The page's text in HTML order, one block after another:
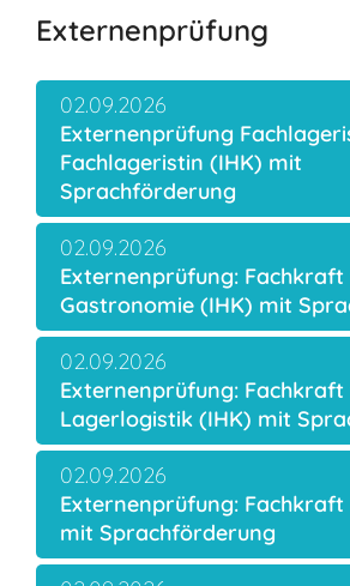
Externenprüfung
Externenprüfung
Fachlageristin (IHK) mit
Sprachförderung
02.09.2026
Externenprüfung:
Gastronomie (IHK) mit
02.09.2026
Externenprüfung:
Lagerlogistik (IHK) mit
02.09.2026
Externenprüfung: Fachkraft
mit Sprachförderung
02.09.2026